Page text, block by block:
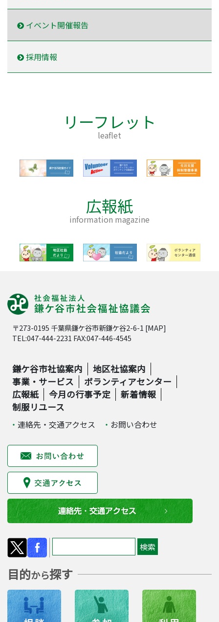
イベント開催報告
採用情報
リーフレット
leaflet
広報紙
information magazine
〒273-0195 千葉県鎌ケ谷市新鎌ケ谷2-6-1 [MAP]
TEL:047-444-2231 FAX:047-446-4545
鎌ケ谷市社協案内
地区社協案内
事業・サービス
ボランティアセンター
広報紙
今月の行事予定
新着情報
制服リユース
連絡先・交通アクセス お問い合わせ
目的から探す